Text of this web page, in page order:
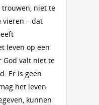
niet te
vieren – dat
leven op een
God valt niet te
Er is geen
het leven
kunnen